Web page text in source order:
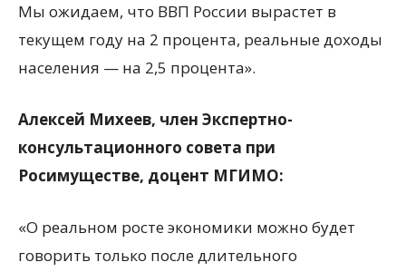
Мы ожидаем, что ВВП России вырастет в
текущем году на 2 процента, реальные доходы
населения — на 2,5 процента».
Алексей Михеев, член Экспертно-
консультационного совета при
Росимуществе, доцент МГИМО:
«О реальном росте экономики можно будет
говорить только после длительного